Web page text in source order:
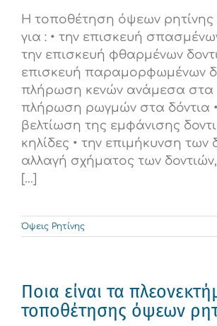
Η τοποθέτηση όψεων ρητίνης
για : • την επισκευή
την επισκευή φθαρμένων
επισκευή παραμορφωμένων
πλήρωση κενών ανάμεσα στα
πλήρωση ρωγμών στα δόντια
βελτίωση της εμφάνισης
κηλίδες • την επιμήκυνση των
αλλαγή σχήματος των δοντιών,
[...]
Όψεις Ρητίνης
Ποια είναι τα
τοποθέτησης όψεων